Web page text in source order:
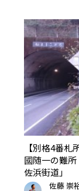
【別格4番
國随一の難
佐浜街道」
佐藤 崇